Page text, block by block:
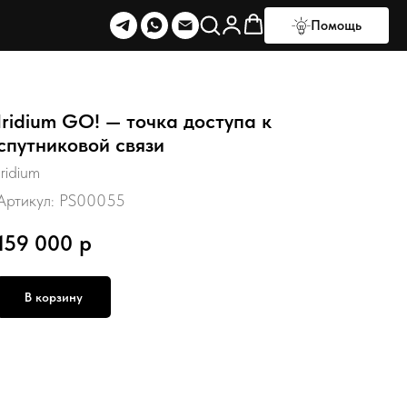
Помощь
GO! — точка доступа к
связи
PS00055
000 р
В корзину